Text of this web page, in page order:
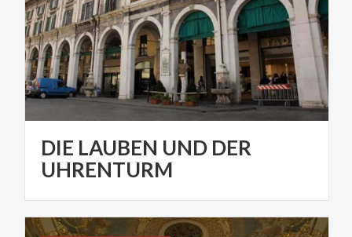
DIE LAUBEN UND DER
UHRENTURM